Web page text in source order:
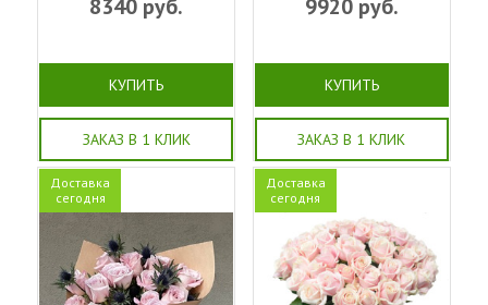
8340 руб.
КУПИТЬ
ЗАКАЗ В 1 КЛИК
9920руб.
КУПИТЬ
ЗАКАЗ В 1 КЛИК
Доставка
сегодня
Доставка
сегодня